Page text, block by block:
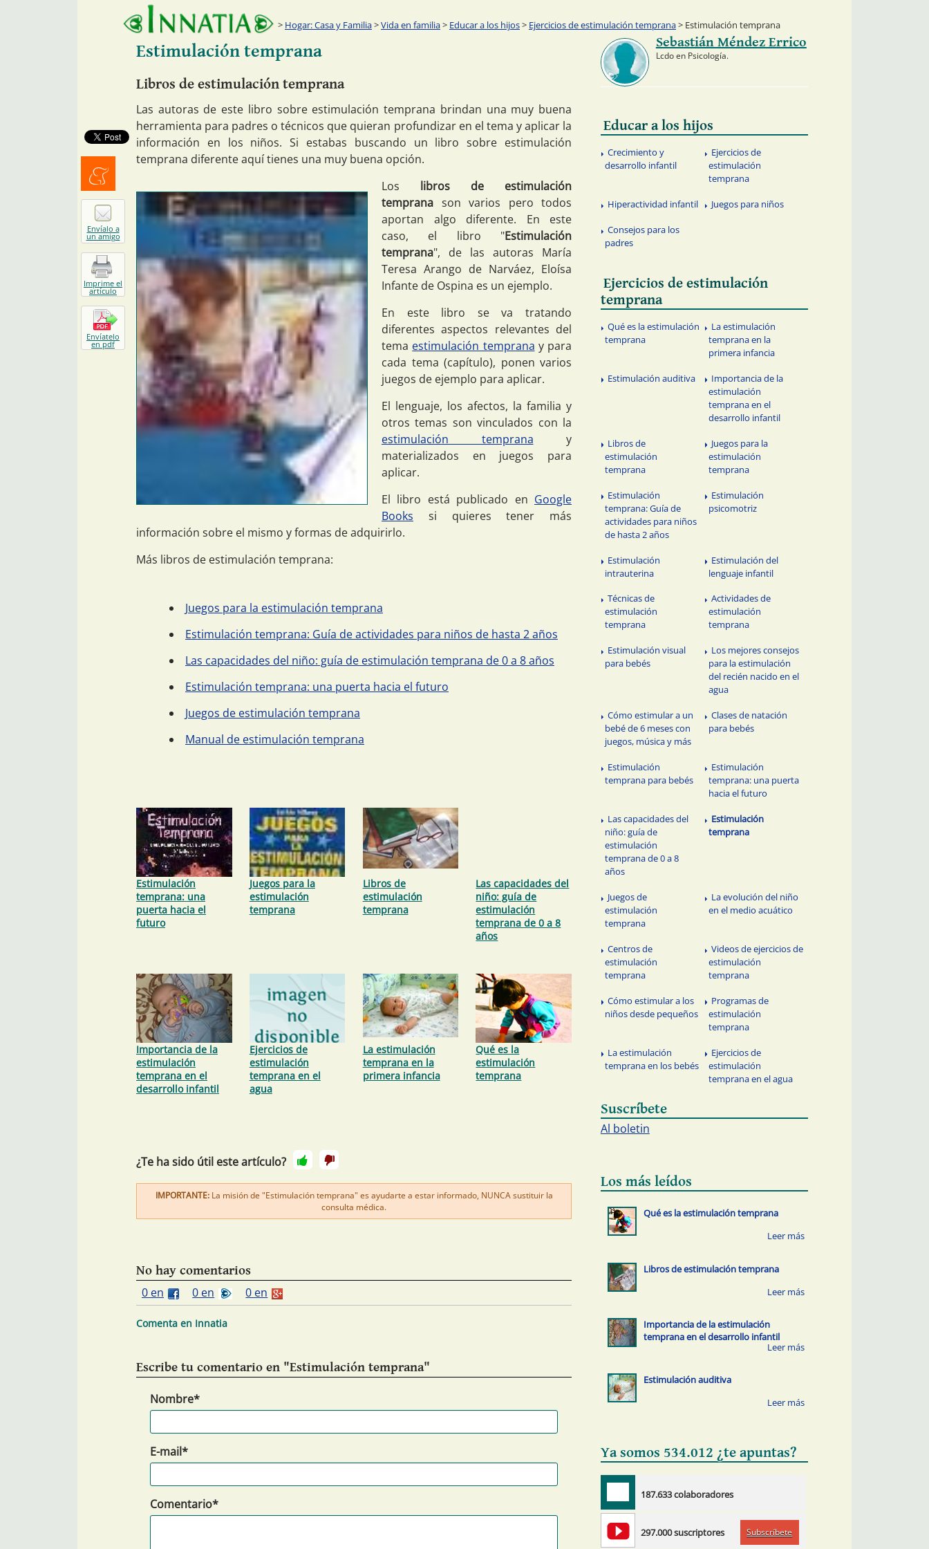
Hogar: Casa y Familia>Vida en familia> Educar a los hijos> Ejercicios de estimulación temprana> Estimulación temprana
Estimulación temprana
Libros de estimulación temprana
Las autoras de este libro sobre estimulación temprana brindan una muy buena
herramienta para padres o técnicos que quieran profundizar en el tema y aplicar la
información en los niños. Si estabas buscando un libro sobre estimulación
temprana diferente aquí tienes una muy buena opción.
Los libros de estimulación
temprana son varios pero todos
aportan algo diferente. En este
caso, el libro "Estimulación
temprana", de las autoras María
Teresa Arango de Narváez, Eloísa
Infante de Ospina es un ejemplo.
En este libro se va tratando
diferentes aspectos relevantes del
tema estimulación temprana y para
cada tema (capítulo), ponen varios
juegos de ejemplo para aplicar.
El lenguaje, los afectos, la familia y
otros temas son vinculados con la
estimulación temprana y
materializados en juegos para
aplicar.
El libro está publicado en Google
Books si quieres tener más
información sobre el mismo y formas de adquirirlo.
Más libros de estimulación temprana:
Juegos para la estimulación temprana
Estimulación temprana: Guía de actividades para niños de hasta 2 años
Las capacidades del niño: guía de estimulación temprana de 0 a 8 años
Estimulación temprana: una puerta hacia el futuro
Juegos de estimulación temprana
Manual de estimulación temprana
Estimulación
temprana: una
puerta hacia el
futuro
Juegos para la
estimulación
temprana
Libros de
estimulación
temprana
Las capacidades del
niño: guía de
estimulación
temprana de 0 a 8
años
Importancia de la
estimulación
temprana en el
desarrollo infantil
Ejercicios de
estimulación
temprana en el
agua
La estimulación
temprana en la
primera infancia
Qué es la
estimulación
temprana
¿Te ha sido útil este artículo?
IMPORTANTE:La misión de "Estimulación temprana" es ayudarte a estar informado, NUNCA sustituir la
consulta médica.
No hay comentarios
0 en
0 en 0 en
Comenta en Innatia
Escribe tu comentario en "Estimulación temprana"
Nombre*
E-mail*
Comentario*
Sebastián Méndez Errico
Lcdo en Psicología.
Educar a los hijos
Crecimiento y
desarrollo infantil
Ejercicios de
estimulación
temprana
Hiperactividad infantil Juegos para niños
Consejos para los
padres
Ejercicios de estimulación
temprana
Qué es la estimulación
temprana
La estimulación
temprana en la
primera infancia
Estimulación auditiva
Importancia de la
estimulación
temprana en el
desarrollo infantil
Libros de
estimulación
temprana
Juegos para la
estimulación
temprana
Estimulación
temprana: Guía de
actividades para niños
de hasta 2 años
Estimulación
psicomotriz
Estimulación
intrauterina
Estimulación del
lenguaje infantil
Técnicas de
estimulación
temprana
Actividades de
estimulación
temprana
Estimulación visual
para bebés
Los mejores consejos
para la estimulación
del recién nacido en el
agua
Cómo estimular a un
bebé de 6 meses con
juegos, música y más
Clases de natación
para bebés
Estimulación
temprana para bebés
Estimulación
temprana: una puerta
hacia el futuro
Las capacidades del
niño: guía de
estimulación
temprana de 0 a 8
años
Estimulación
temprana
Juegos de
estimulación
temprana
La evolución del niño
en el medio acuático
Centros de
estimulación
temprana
Videos de ejercicios de
estimulación
temprana
Cómo estimular a los
niños desde pequeños
Programas de
estimulación
temprana
La estimulación
temprana en los bebés
Ejercicios de
estimulación
temprana en el agua
Suscríbete
Al boletin
Los más leídos
Qué es la estimulación temprana
Libros de estimulación temprana
Importancia de la estimulación
temprana en el desarrollo infantil
Estimulación auditiva
Ya somos 534.012 ¿te apuntas?
187.633 colaboradores
297.000 suscriptores Subscríbete
Menéalo
Envíalo a
un amigo
Imprime el
artículo
Envíatelo
en pdf